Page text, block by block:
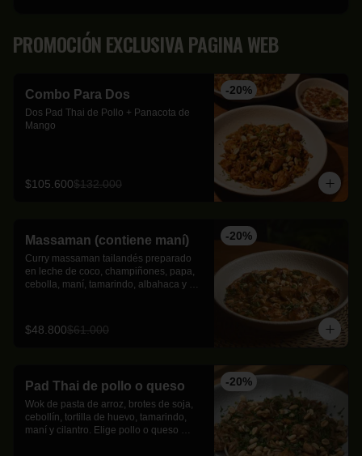
PROMOCIÓN EXCLUSIVA PAGINA WEB
-20%
Combo Para Dos
Dos Pad Thai de Pollo + Panacota de
Mango
$105.600$132.000
-20%
Massaman (contiene maní)
Curry massaman tailandés preparado
en leche de coco, champiñones, papa,
cebolla, maní, tamarindo, albahaca y
$48.800$61.000
-20%
Pad Thai de pollo o queso
Wok de pasta de arroz, brotes de soja,
cebollín, tortilla de huevo, tamarindo,
maní y cilantro. Elige pollo o queso